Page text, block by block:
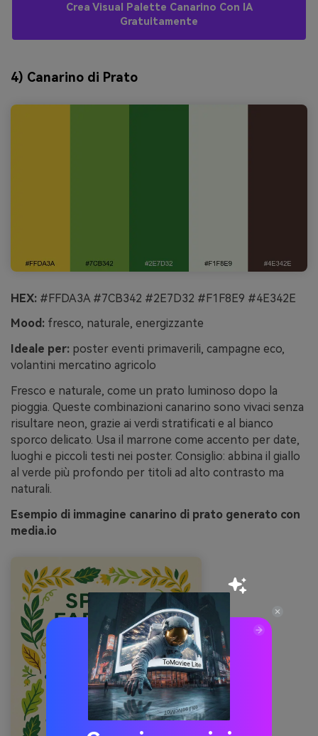
Crea Visual Palette Canarino Con IA
Gratuitamente
4) Canarino di Prato
HEX: #FFDA3A #7CB342 #2E7D32 #F1F8E9 #4E342E
Mood: fresco, naturale, energizzante
Ideale per: poster eventi primaverili, campagne eco,
volantini mercatino agricolo
Fresco e naturale, come un prato luminoso dopo la
pioggia. Queste combinazioni canarino sono vivaci senza
risultare neon, grazie ai verdi stratificati e al bianco
sporco delicato. Usa il marrone come accento per date,
luoghi e piccoli testi nei poster. Consiglio: abbina il giallo
al verde più profondo per titoli ad alto contrasto ma
naturali.
Esempio di immagine canarino di prato generato con
media.io